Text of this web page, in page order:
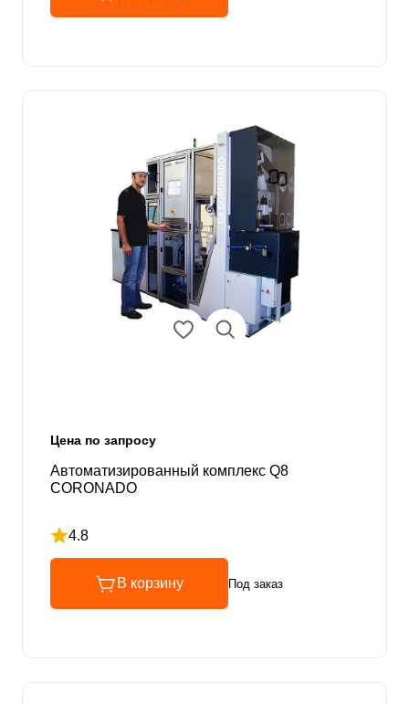
Цена по запросу
Автоматизированный комплекс Q8
CORONADO
4.8
Рейтинг 4.8 из 5
В корзину Под заказ